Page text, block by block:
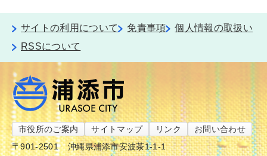
サイトの利用について 免責事項
個人情報の取扱い
RSSについて
市役所のご案内 サイトマップ リンク
お問い合わせ
〒901-2501
沖縄県浦添市安波茶1-1-1